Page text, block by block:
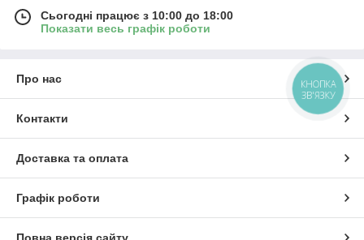
Сьогодні працює з 10:00 до 18:00
Показати весь графік роботи
Про нас
Контакти
Доставка та оплата
Графік роботи
КНОПКА
ЗВ'ЯЗКУ